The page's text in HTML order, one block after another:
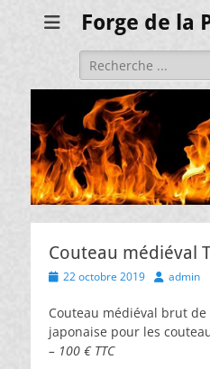
Forge de la
Rechercher :
Couteau médiéval
Posted
22 octobre 2019 Author
admin
Couteau médiéval brut
japonaise pour les
– 100 € TTC